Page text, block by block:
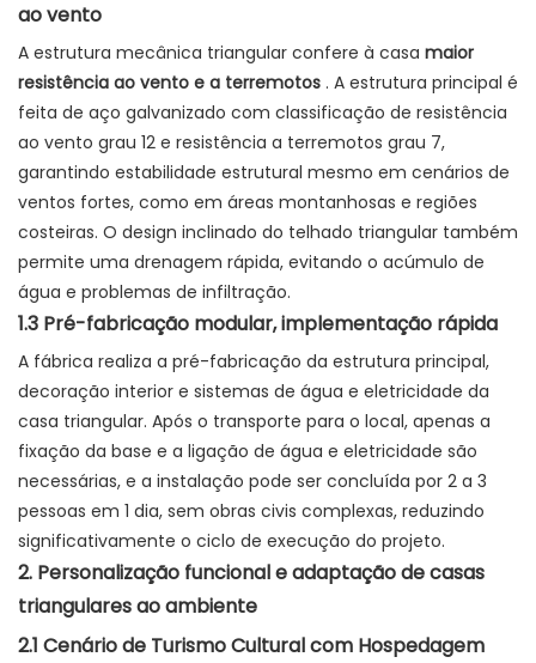
ao vento
A estrutura mecânica triangular confere à casa maior
resistência ao vento e a terremotos . A estrutura principal é
feita de aço galvanizado com classificação de resistência
ao vento grau 12 e resistência a terremotos grau 7,
garantindo estabilidade estrutural mesmo em cenários de
ventos fortes, como em áreas montanhosas e regiões
costeiras. O design inclinado do telhado triangular também
permite uma drenagem rápida, evitando o acúmulo de
água e problemas de infiltração.
1.3 Pré-fabricação modular, implementação rápida
A fábrica realiza a pré-fabricação da estrutura principal,
decoração interior e sistemas de água e eletricidade da
casa triangular. Após o transporte para o local, apenas a
fixação da base e a ligação de água e eletricidade são
necessárias, e a instalação pode ser concluída por 2 a 3
pessoas em 1 dia, sem obras civis complexas, reduzindo
significativamente o ciclo de execução do projeto.
2. Personalização funcional e adaptação de casas
triangulares ao ambiente
2.1 Cenário de Turismo Cultural com Hospedagem